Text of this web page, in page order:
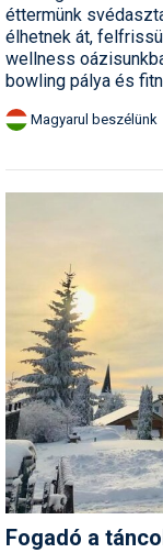
éttermünk
élhetnek át,
wellness
bowling pálya és
Magyarul beszélünk
Fogadó a